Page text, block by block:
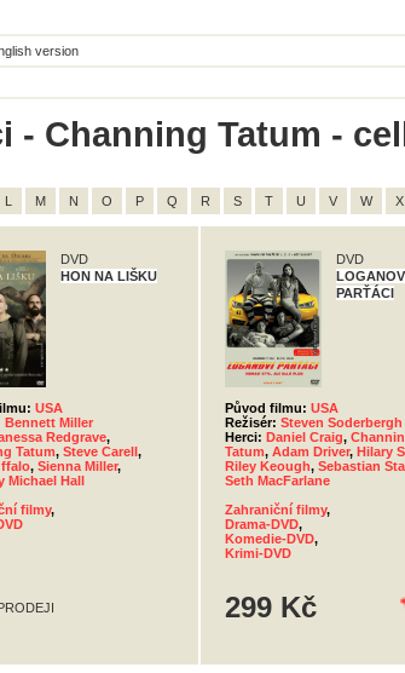
version
- Channing Tatum -
L M N O P Q R S T U V W X
DVD
HON NA LIŠKU
USA
Bennett Miller
Redgrave,
Tatum, Steve Carell,
, Sienna Miller,
Michael Hall
filmy,
DVD
PARŤÁCI
Původ filmu: USA
Režisér: Steven Soderbergh
Herci: Daniel Craig,
Tatum, Adam Driver, Hilary
Riley Keough, Sebastian
Seth MacFarlane
Zahraniční filmy,
Drama-DVD,
Komedie-DVD,
Krimi-DVD
299 Kč